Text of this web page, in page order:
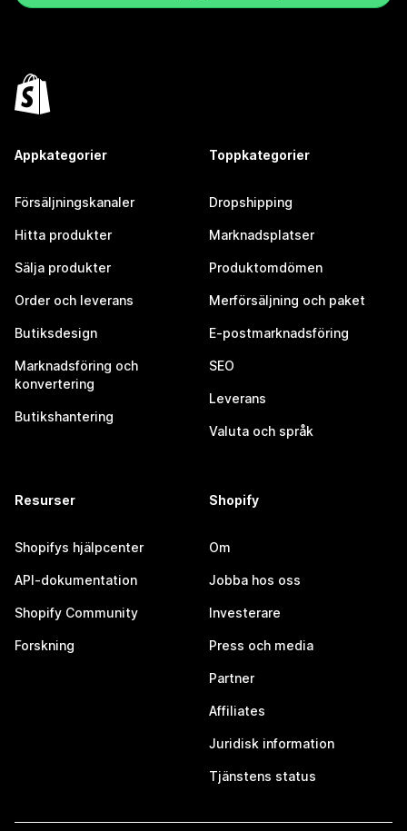
Appkategorier
Försäljningskanaler
Hitta produkter
Sälja produkter
Order och leverans
Butiksdesign
Marknadsföring och
konvertering
Butikshantering
Toppkategorier
Dropshipping
Marknadsplatser
Produktomdömen
Merförsäljning och paket
E-postmarknadsföring
SEO
Leverans
Valuta och språk
Resurser
Shopifys hjälpcenter
API-dokumentation
Shopify Community
Forskning
Shopify
Om
Jobba hos oss
Investerare
Press och media
Partner
Affiliates
Juridisk information
Tjänstens status